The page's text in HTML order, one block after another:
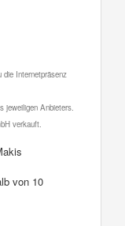
Internetpräsenz
jeweiligen Anbieters.
verkauft.
von 10